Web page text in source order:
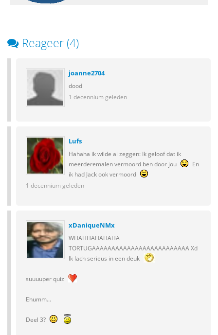
Reageer (4)
joanne2704
dood
1 decennium geleden
Lufs
Hahaha ik wilde al zeggen: Ik geloof dat ik
meerderemalen vermoord ben door jou
En
ik had Jack ook vermoord
1 decennium geleden
xDaniqueNMx
WHAHHAHAHAHA
TORTUGAAAAAAAAAAAAAAAAAAAAAAAAA Xd
Ik lach serieus in een deuk
suuuuper quiz
Ehumm...
Deel 3?